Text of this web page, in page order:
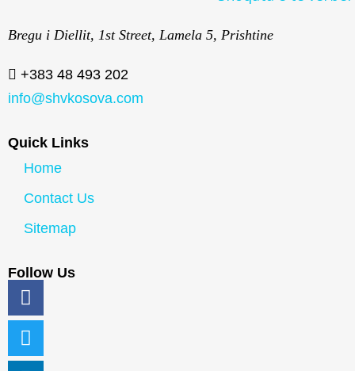
Bregu i Diellit, 1st Street, Lamela 5, Prishtine
+383 48 493 202
info@shvkosova.com
Quick Links
Home
Contact Us
Sitemap
Follow Us